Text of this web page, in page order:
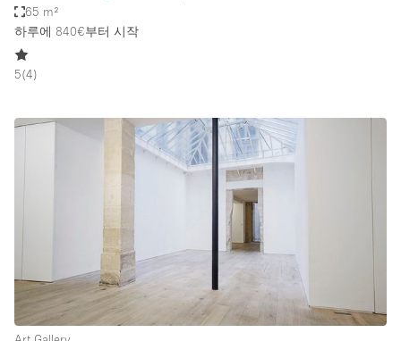
65 m²
하루에 840€부터 시작
5(4)